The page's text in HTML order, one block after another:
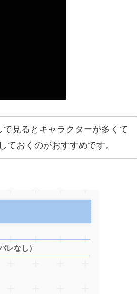
見るとキャラクターが多くて
ておくのがおすすめです。
レなし）